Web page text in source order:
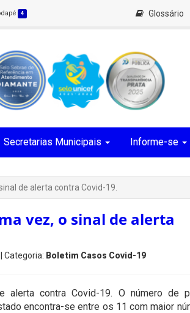
4 Glossário
Secretarias Municipais Informe-se
de alerta contra Covid-19.
vez, o sinal de alerta
| Categoria: Boletim Casos Covid-19
contra Covid-19. O número de
encontra-se entre os 11 com maior